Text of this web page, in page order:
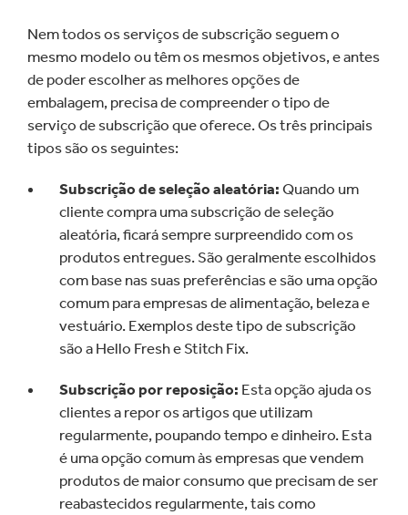
Nem todos os serviços de subscrição seguem o
mesmo modelo ou têm os mesmos objetivos, e antes
de poder escolher as melhores opções de
embalagem, precisa de compreender o tipo de
serviço de subscrição que oferece. Os três principais
tipos são os seguintes:
Subscrição de seleção aleatória: Quando um
cliente compra uma subscrição de seleção
aleatória, ficará sempre surpreendido com os
produtos entregues. São geralmente escolhidos
com base nas suas preferências e são uma opção
comum para empresas de alimentação, beleza e
vestuário. Exemplos deste tipo de subscrição
são a Hello Fresh e Stitch Fix.
Subscrição por reposição: Esta opção ajuda os
clientes a repor os artigos que utilizam
regularmente, poupando tempo e dinheiro. Esta
é uma opção comum às empresas que vendem
produtos de maior consumo que precisam de ser
reabastecidos regularmente, tais como